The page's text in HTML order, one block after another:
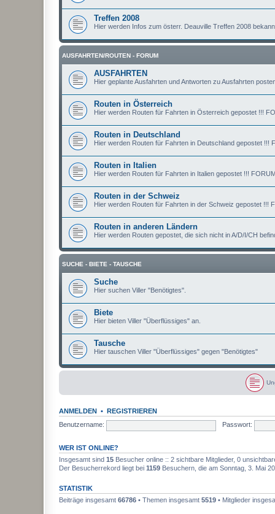
Treffen 2008
Hier werden Infos zum österr. Deauville Treffen 2008
AUSFAHRTEN/ROUTEN - FORUM
AUSFAHRTEN
Hier geplante Ausfahrten und Antworten zu Ausfahrten
Routen in Österreich
Hier werden Routen für Fahrten in Österreich gepostet !!!
Routen in Deutschland
Hier werden Routen für Fahrten in Deutschland gepostet !!!
Routen in Italien
Hier werden Routen für Fahrten in Italien gepostet !!!
Routen in der Schweiz
Hier werden Routen für Fahrten in der Schweiz gepostet !!!
Routen in anderen Ländern
Hier werden Routen gepostet, die sich nicht in A/D/I/CH
SUCHE - BIETE - TAUSCHE
Suche
Hier suchen Viller "Benötigtes".
Biete
Hier bieten Viller "Überflüssiges" an.
Tausche
Hier tauschen Viller "Überflüssiges" gegen "Benötigtes"
U
e
l
e
e
B
e
g
ANMELDEN • REGISTRIEREN
Benutzername:
Passwort:
WER IST ONLINE?
Insgesamt sind 15 Besucher online :: 2 sichtbare Mitglieder, 0
Der Besucherrekord liegt bei 1159 Besuchern, die am Sonntag, 3. Mai
STATISTIK
Beiträge insgesamt 66786 • Themen insgesamt 5519 • Mitglieder